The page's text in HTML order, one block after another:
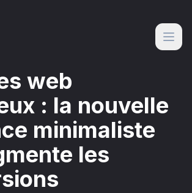
web
: la nouvelle
minimaliste
les